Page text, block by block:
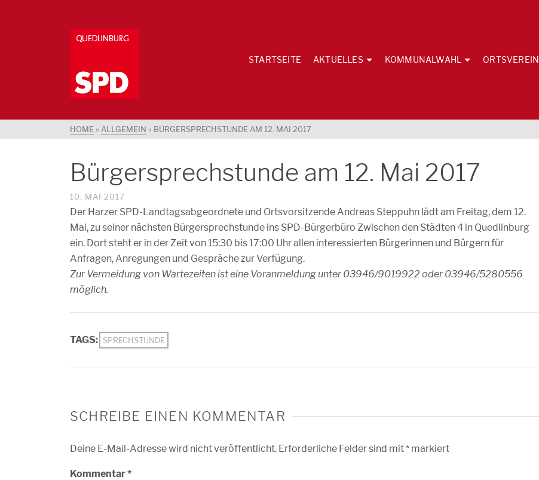
STARTSEITE AKTUELLES KOMMUNALWAHL ORTSVEREIN
HOME » ALLGEMEIN » BÜRGERSPRECHSTUNDE AM 12. MAI 2017
Bürgersprechstunde am 12. Mai 2017
10. MAI 2017
Der Harzer SPD-Landtagsabgeordnete und Ortsvorsitzende Andreas Steppuhn lädt am Freitag, dem 12.
Mai, zu seiner nächsten Bürgersprechstunde ins SPD-Bürgerbüro Zwischen den Städten 4 in Quedlinburg
ein. Dort steht er in der Zeit von 15:30 bis 17:00 Uhr allen interessierten Bürgerinnen und Bürgern für
Anfragen, Anregungen und Gespräche zur Verfügung.
Zur Vermeidung von Wartezeiten ist eine Voranmeldung unter 03946/9019922 oder 03946/5280556
möglich.
TAGS: SPRECHSTUNDE
SCHREIBE EINEN KOMMENTAR
Deine E-Mail-Adresse wird nicht veröffentlicht. Erforderliche Felder sind mit* markiert
Kommentar*